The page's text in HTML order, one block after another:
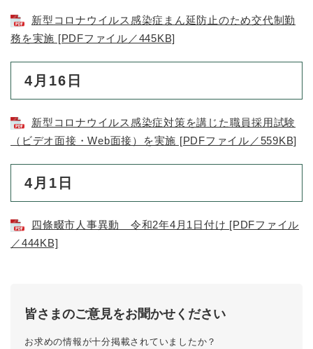
新型コロナウイルス感染症まん延防止のため交代制勤
務を実施 [PDFファイル／445KB]
4月16日
新型コロナウイルス感染症対策を講じた職員採用試験
（ビデオ面接・Web面接）を実施 [PDFファイル／559KB]
4月1日
四條畷市人事異動 令和2年4月1日付け [PDFファイル
／444KB]
皆さまのご意見をお聞かせください
お求めの情報が十分掲載されていましたか？